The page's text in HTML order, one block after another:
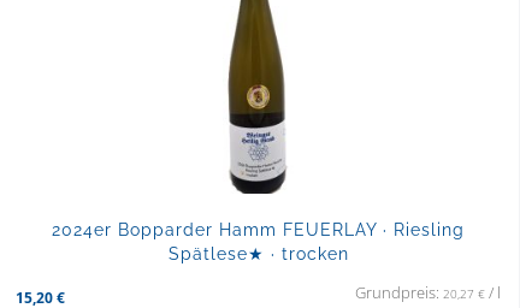
2024er Bopparder Hamm FEUERLAY · Riesling
Spätlese★ · trocken
15,20€ Grundpreis: 20,27 €/ l